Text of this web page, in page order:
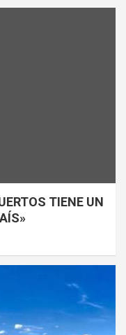
TIENE UN